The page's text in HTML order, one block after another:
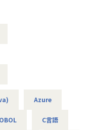
義～運用／TypeScr
改善プロジェクト
）
導入（Windows／A
残業は月9時間ほど
チャット相談も実
Azure
C言語